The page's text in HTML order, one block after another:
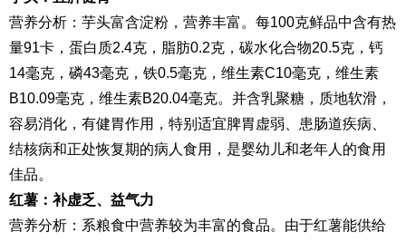
营养分析：芋头富含淀粉，营养丰富。每100克鲜品中含有热
量91卡，蛋白质2.4克，脂肪0.2克，碳水化合物20.5克，钙
14毫克，磷43毫克，铁0.5毫克，维生素C10毫克，维生素
B10.09毫克，维生素B20.04毫克。并含乳聚糖，质地软滑，
容易消化，有健胃作用，特别适宜脾胃虚弱、患肠道疾病、
结核病和正处恢复期的病人食用，是婴幼儿和老年人的食用
佳品。
红薯：补虚乏、益气力
营养分析：系粮食中营养较为丰富的食品。由于红薯能供给